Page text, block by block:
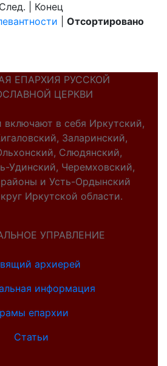
| Конец
Отсортировано
ЕПАРХИЯ РУССКОЙ
ЦЕРКВИ
включают в себя Иркутский,
Заларинский,
Слюдянский,
Удинский, Черемховский,
и Усть-Ордынский
Иркутской области.
УПРАВЛЕНИЕ
архиерей
информация
епархии
Статьи